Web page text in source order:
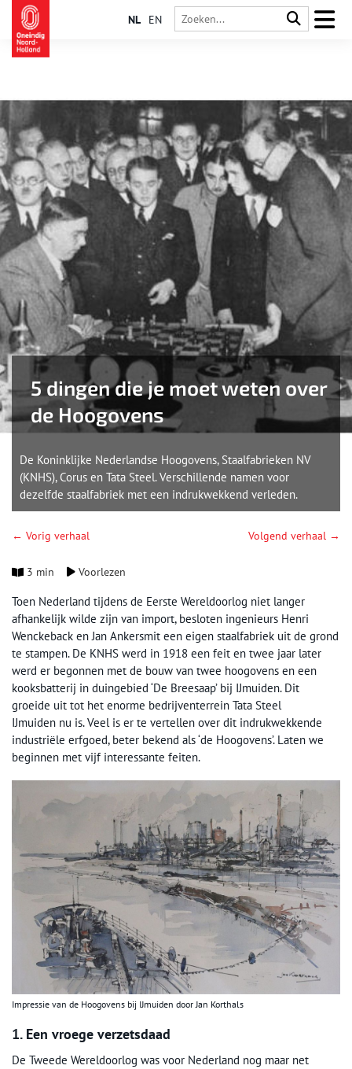
NL EN
5 dingen die je moet weten over
de Hoogovens
De Koninklijke Nederlandse Hoogovens, Staalfabrieken NV
(KNHS), Corus en Tata Steel. Verschillende namen voor
dezelfde staalfabriek met een indrukwekkend verleden.
← Vorig verhaal Volgend verhaal →
3 min Voorlezen
Toen Nederland tijdens de Eerste Wereldoorlog niet langer
afhankelijk wilde zijn van import, besloten ingenieurs Henri
Wenckeback en Jan Ankersmit een eigen staalfabriek uit de grond
te stampen. De KNHS werd in 1918 een feit en twee jaar later
werd er begonnen met de bouw van twee hoogovens en een
kooksbatterij in duingebied ‘De Breesaap’ bij IJmuiden. Dit
groeide uit tot het enorme bedrijventerrein Tata Steel
IJmuiden nu is. Veel is er te vertellen over dit indrukwekkende
industriële erfgoed, beter bekend als ‘de Hoogovens’. Laten we
beginnen met vijf interessante feiten.
Impressie van de Hoogovens bij IJmuiden door Jan Korthals
1. Een vroege verzetsdaad
De Tweede Wereldoorlog was voor Nederland nog maar net